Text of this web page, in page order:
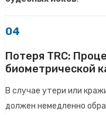
04
Потеря TRC:
биометрической
В случае утери или
должен немедленно